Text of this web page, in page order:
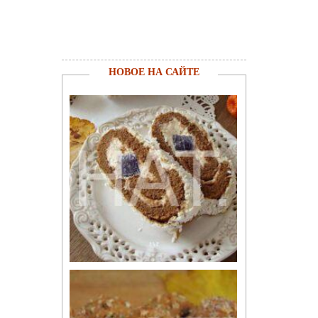
НОВОЕ НА САЙТЕ